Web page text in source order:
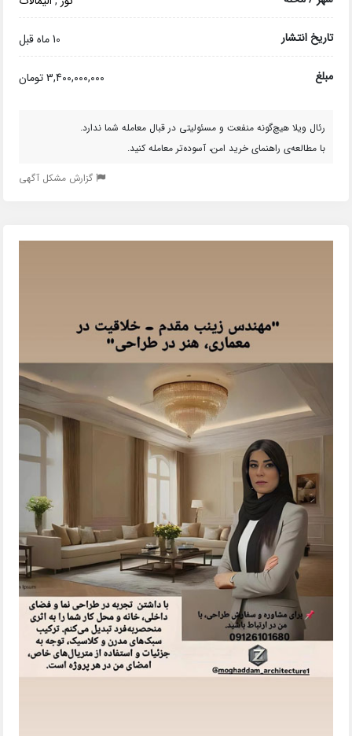
تاریخ انتشار 10 ماه قبل
مبلغ 3,400,000,000 تومان
رئال ویلا هیچ‌گونه منفعت و مسئولیتی در قبال معامله شما ندارد.
با مطالعه‌ی راهنمای خرید امن، آسوده‌تر معامله کنید.
گزارش مشکل آگهی